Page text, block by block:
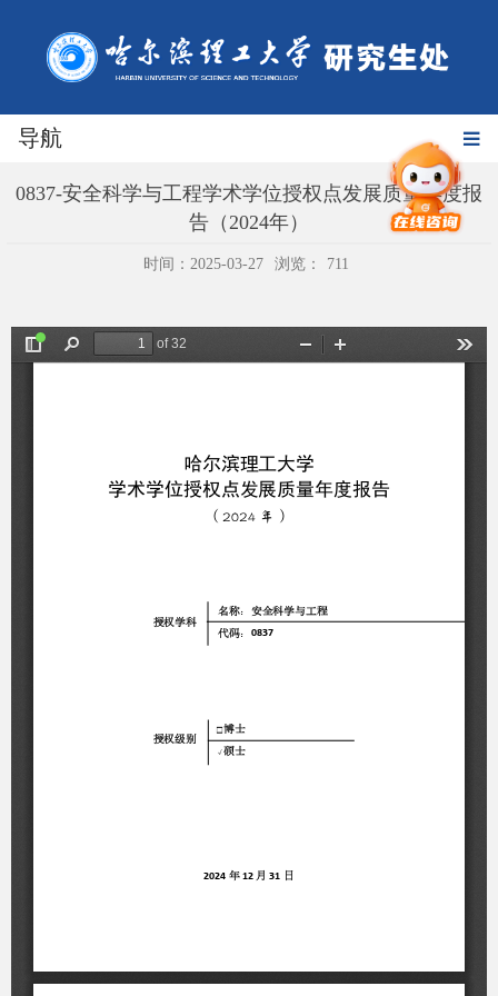
导航
0837-安全科学与工程学术学位授权点发展质量年度报
告（2024年）
时间：2025-03-27 浏览： 711